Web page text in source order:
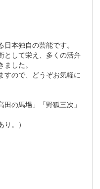
本独自の芸能です。
として栄え、多くの活弁
した。
すので、どうぞお気軽に
の馬場」「野狐三次」
。）